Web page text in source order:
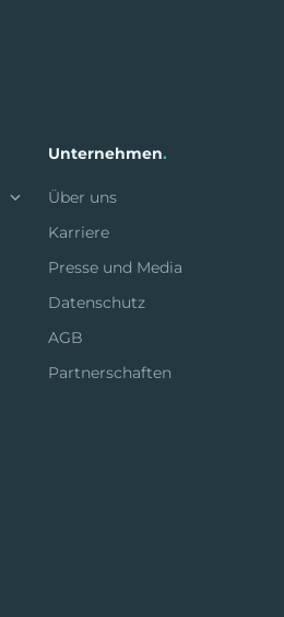
Unternehmen.
Über uns
Karriere
Presse und Media
Datenschutz
AGB
Partnerschaften